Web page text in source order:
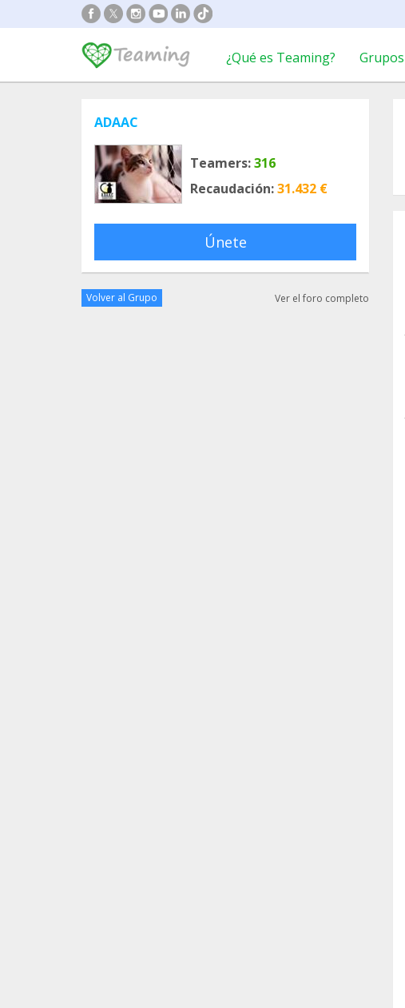
¿Qué es Teaming? Grupos
ADAAC
Teamers:316
Recaudación:31.432 €
Únete
Volver al Grupo Ver el foro completo